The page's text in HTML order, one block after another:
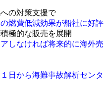
の対策支援で
燃費低減効果が船社に好評
極的な販売を展開
しなければ将来的に海外売
日から海難事故解析センタ